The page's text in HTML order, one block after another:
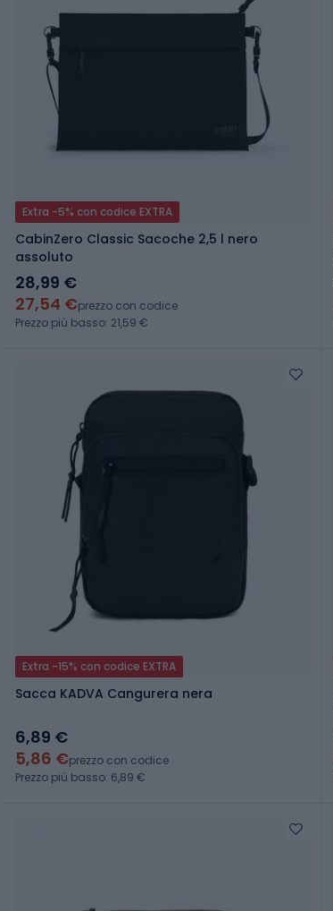
Extra -5% con codice EXTRA
CabinZero Classic Sacoche 2,5 l nero
assoluto
28,99 €
27,54 €prezzo con codice
Prezzo più basso: 21,59 €
Extra -15% con codice EXTRA
Sacca KADVA Cangurera nera
6,89 €
5,86 €prezzo con codice
Prezzo più basso: 6,89 €